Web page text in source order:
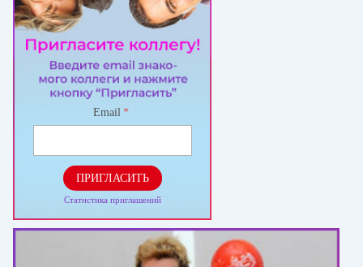
Email *
ПРИГЛАСИТЬ
Статистика приглашений